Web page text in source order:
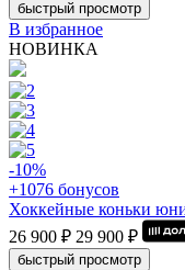
быстрый просмотр
В избранное
НОВИНКА
-10%
+1076 бонусов
Хоккейные коньки
26 900 ₽ 29 900 ₽
быстрый просмотр